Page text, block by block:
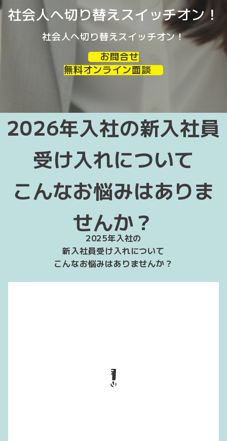
社会人へ切り替えスイッチオン！
社会人へ切り替えスイッチオン！
お問合せ
無料オンライン面談
2026年入社の新入社員
受け入れについて
こんなお悩みはありま
せんか？
2025年入社の
新入社員受け入れについて
こんなお悩みはありませんか？
学生気分